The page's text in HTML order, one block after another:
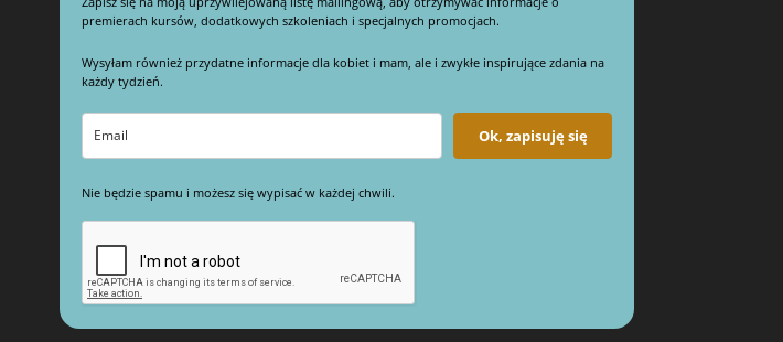
premierach kursów, dodatkowych szkoleniach i specjalnych promocjach.
Wysyłam również przydatne informacje dla kobiet i mam, ale i zwykłe inspirujące zdania na
każdy tydzień.
Ok, zapisuję się
Nie będzie spamu i możesz się wypisać w każdej chwili.